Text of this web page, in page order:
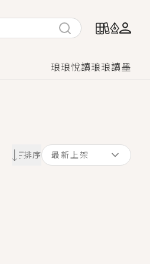
琅琅悅讀琅琅讀墨
還後悔了？
排序 最新上架